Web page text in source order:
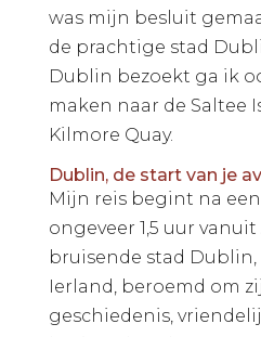
was mijn besluit
de prachtige stad
Dublin bezoekt ga ik
maken naar de Saltee
Kilmore Quay.
Dublin, de start van je
Mijn reis begint na
ongeveer 1,5 uur
bruisende stad
Ierland, beroemd om
geschiedenis,